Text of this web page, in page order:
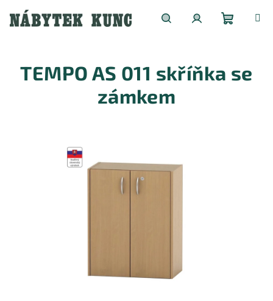
obsah
košík
TEMPO AS 011 skříňka se
zámkem